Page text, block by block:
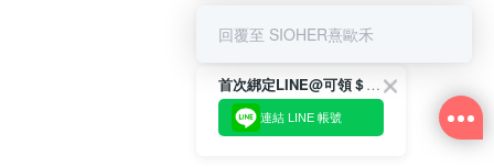
首次綁定LINE@可領＄100折扣優惠
連結 LINE 帳號
SiOHER』品牌授權、或有內部管
消費者上當及受害。
如有疑慮請至官網先訂單查尋如
〝TM / TS / TG〞開頭,都是我們
回覆至 SIOHER熹歐禾